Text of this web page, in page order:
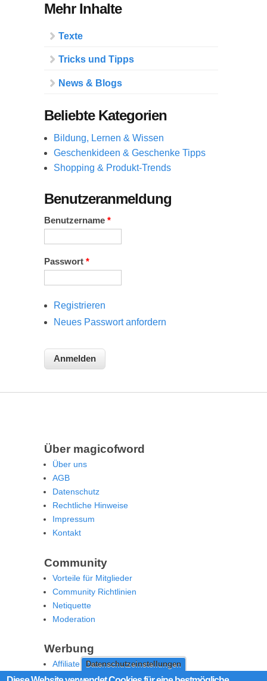
Datenschutzeinstellungen
Mehr Inhalte
Texte
Tricks und Tipps
News & Blogs
Beliebte Kategorien
Bildung, Lernen & Wissen
Geschenkideen & Geschenke Tipps
Shopping & Produkt-Trends
Benutzeranmeldung
Benutzername *
Passwort *
Registrieren
Neues Passwort anfordern
Über magicofword
Über uns
AGB
Datenschutz
Rechtliche Hinweise
Impressum
Kontakt
Community
Vorteile für Mitglieder
Community Richtlinien
Netiquette
Moderation
Werbung
Affiliate Offenlegung
Werben Sie auf MoW